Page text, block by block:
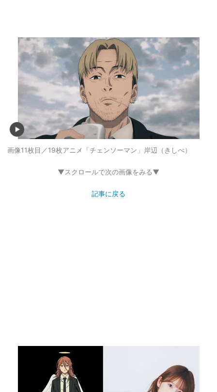
画像11枚目／19枚アニメ「チェンソーマン」岸辺（きしべ）
▼スクロールで次の画像をみる▼
記事に戻る